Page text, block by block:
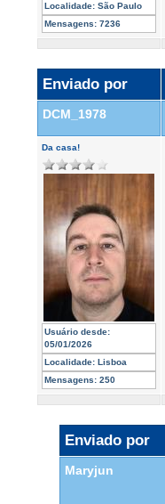
Localidade: São Paulo
Mensagens: 7236
Enviado por
DCM_1978
Da casa!
Usuário desde:
05/01/2026
Localidade: Lisboa
Mensagens: 250
Enviado por
Maryjun